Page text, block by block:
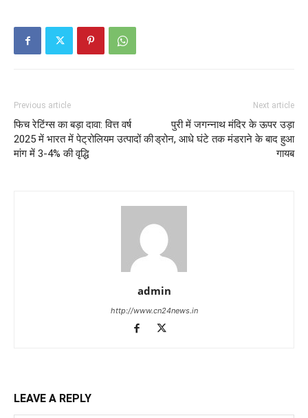
Previous article
फिच रेटिंग्स का बड़ा दावा: वित्त वर्ष
2025 में भारत में पेट्रोलियम उत्पादों की
मांग में 3-4% की वृद्धि
Next article
पुरी में जगन्नाथ मंदिर के ऊपर उड़ा
ड्रोन, आधे घंटे तक मंडराने के बाद हुआ
गायब
admin
http://www.cn24news.in
LEAVE A REPLY